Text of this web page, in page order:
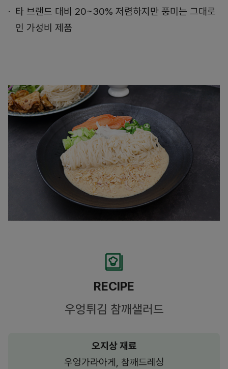
타 브랜드 대비 20~30% 저렴하지만 풍미는 그대로
인 가성비 제품
RECIPE
우엉튀김 참깨샐러드
오지상 재료
우엉가라아게, 참깨드레싱